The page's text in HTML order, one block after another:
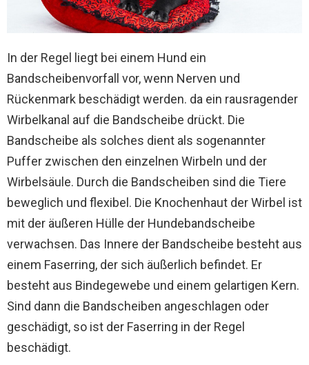
In der Regel liegt bei einem Hund ein
Bandscheibenvorfall vor, wenn Nerven und
Rückenmark beschädigt werden. da ein rausragender
Wirbelkanal auf die Bandscheibe drückt. Die
Bandscheibe als solches dient als sogenannter
Puffer zwischen den einzelnen Wirbeln und der
Wirbelsäule. Durch die Bandscheiben sind die Tiere
beweglich und flexibel. Die Knochenhaut der Wirbel ist
mit der äußeren Hülle der Hundebandscheibe
verwachsen. Das Innere der Bandscheibe besteht aus
einem Faserring, der sich äußerlich befindet. Er
besteht aus Bindegewebe und einem gelartigen Kern.
Sind dann die Bandscheiben angeschlagen oder
geschädigt, so ist der Faserring in der Regel
beschädigt.